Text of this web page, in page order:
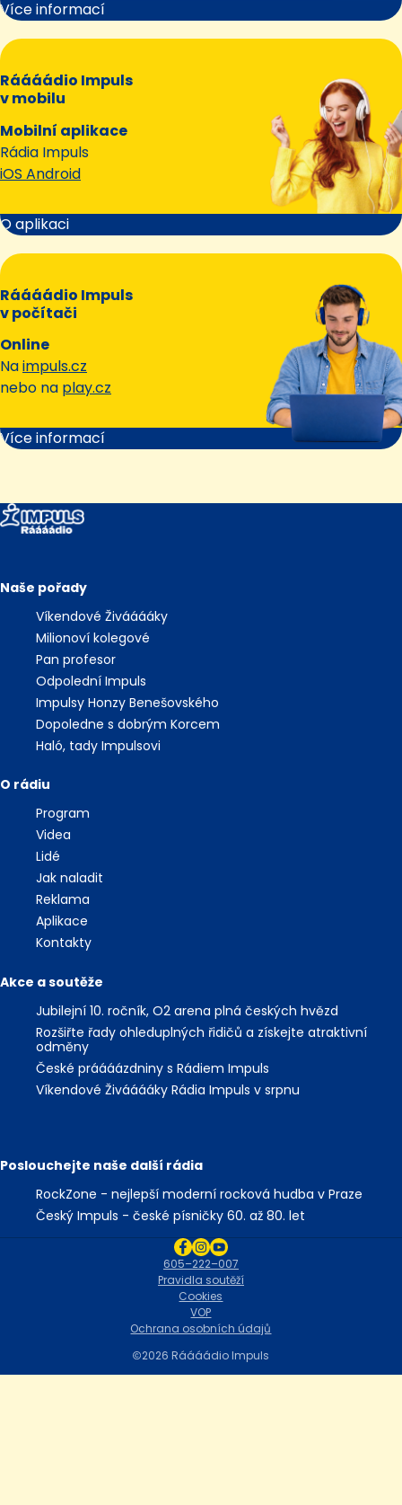
Více informací
Ráááádio Impuls
v mobilu
Mobilní aplikace
Rádia Impuls
iOS Android
O aplikaci
Ráááádio Impuls
v počítači
Online
Naimpuls.cz
nebo na play.cz
Více informací
Naše pořady
Víkendové Živááááky
Milionoví kolegové
Pan profesor
Odpolední Impuls
Impulsy Honzy Benešovského
Dopoledne s dobrým Korcem
Haló, tady Impulsovi
O rádiu
Program
Videa
Lidé
Jak naladit
Reklama
Aplikace
Kontakty
Akce a soutěže
Jubilejní 10. ročník, O2 arena plná českých hvězd
Rozšiřte řady ohleduplných řidičů a získejte atraktivní
odměny
České práááázdniny s Rádiem Impuls
Víkendové Živááááky Rádia Impuls v srpnu
Poslouchejte naše další rádia
RockZone - nejlepší moderní rocková hudba v Praze
Český Impuls - české písničky 60. až 80. let
2026 Ráááádio Impuls
Ochrana osobních údajů
VOP
Cookies
Pravidla soutěží
605–222–007